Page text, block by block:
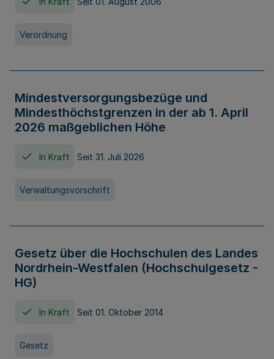
Verordnung
Mindestversorgungsbezüge und
Mindesthöchstgrenzen in der ab 1. April
2026 maßgeblichen Höhe
In Kraft Seit 31. Juli 2026
Verwaltungsvorschrift
Gesetz über die Hochschulen des Landes
Nordrhein-Westfalen (Hochschulgesetz -
HG)
In Kraft Seit 01. Oktober 2014
Gesetz